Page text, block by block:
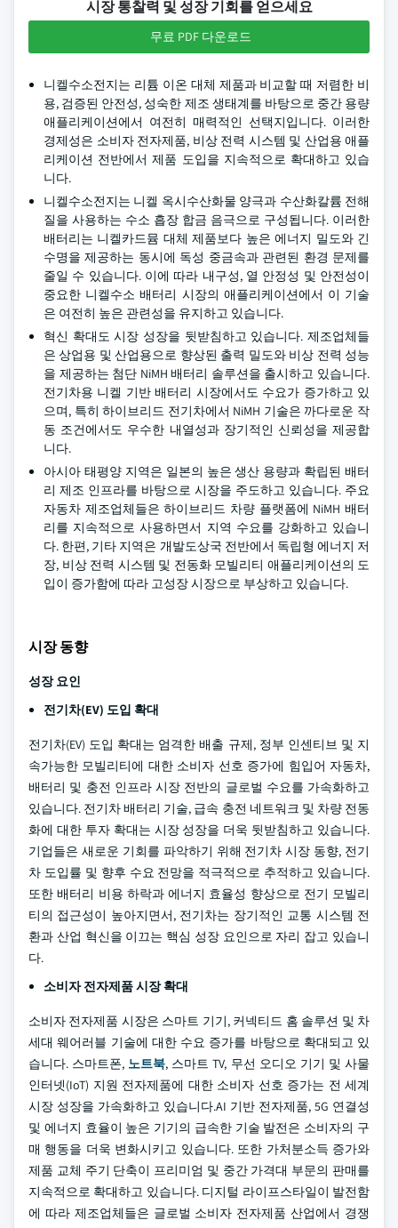
시장 통찰력 및 성장 기회를 얻으세요
무료 PDF 다운로드
니켈수소전지는 리튬 이온 대체 제품과 비교할 때 저렴한 비
용, 검증된 안전성, 성숙한 제조 생태계를 바탕으로 중간 용량
애플리케이션에서 여전히 매력적인 선택지입니다. 이러한
경제성은 소비자 전자제품, 비상 전력 시스템 및 산업용 애플
리케이션 전반에서 제품 도입을 지속적으로 확대하고 있습
니다.
니켈수소전지는 니켈 옥시수산화물 양극과 수산화칼륨 전해
질을 사용하는 수소 흡장 합금 음극으로 구성됩니다. 이러한
배터리는 니켈카드뮴 대체 제품보다 높은 에너지 밀도와 긴
수명을 제공하는 동시에 독성 중금속과 관련된 환경 문제를
줄일 수 있습니다. 이에 따라 내구성, 열 안정성 및 안전성이
중요한 니켈수소 배터리 시장의 애플리케이션에서 이 기술
은 여전히 높은 관련성을 유지하고 있습니다.
혁신 확대도 시장 성장을 뒷받침하고 있습니다. 제조업체들
은 상업용 및 산업용으로 향상된 출력 밀도와 비상 전력 성능
을 제공하는 첨단 NiMH 배터리 솔루션을 출시하고 있습니다.
전기차용 니켈 기반 배터리 시장에서도 수요가 증가하고 있
으며, 특히 하이브리드 전기차에서 NiMH 기술은 까다로운 작
동 조건에서도 우수한 내열성과 장기적인 신뢰성을 제공합
니다.
아시아 태평양 지역은 일본의 높은 생산 용량과 확립된 배터
리 제조 인프라를 바탕으로 시장을 주도하고 있습니다. 주요
자동차 제조업체들은 하이브리드 차량 플랫폼에 NiMH 배터
리를 지속적으로 사용하면서 지역 수요를 강화하고 있습니
다. 한편, 기타 지역은 개발도상국 전반에서 독립형 에너지 저
장, 비상 전력 시스템 및 전동화 모빌리티 애플리케이션의 도
입이 증가함에 따라 고성장 시장으로 부상하고 있습니다.
시장 동향
성장 요인
전기차(EV) 도입 확대
전기차(EV) 도입 확대는 엄격한 배출 규제, 정부 인센티브 및 지
속가능한 모빌리티에 대한 소비자 선호 증가에 힘입어 자동차,
배터리 및 충전 인프라 시장 전반의 글로벌 수요를 가속화하고
있습니다. 전기차 배터리 기술, 급속 충전 네트워크 및 차량 전동
화에 대한 투자 확대는 시장 성장을 더욱 뒷받침하고 있습니다.
기업들은 새로운 기회를 파악하기 위해 전기차 시장 동향, 전기
차 도입률 및 향후 수요 전망을 적극적으로 추적하고 있습니다.
또한 배터리 비용 하락과 에너지 효율성 향상으로 전기 모빌리
티의 접근성이 높아지면서, 전기차는 장기적인 교통 시스템 전
환과 산업 혁신을 이끄는 핵심 성장 요인으로 자리 잡고 있습니
다.
소비자 전자제품 시장 확대
소비자 전자제품 시장은 스마트 기기, 커넥티드 홈 솔루션 및 차
세대 웨어러블 기술에 대한 수요 증가를 바탕으로 확대되고 있
습니다. 스마트폰, 노트북, 스마트 TV, 무선 오디오 기기 및 사물
인터넷(IoT) 지원 전자제품에 대한 소비자 선호 증가는 전 세계
시장 성장을 가속화하고 있습니다.AI 기반 전자제품, 5G 연결성
및 에너지 효율이 높은 기기의 급속한 기술 발전은 소비자의 구
매 행동을 더욱 변화시키고 있습니다. 또한 가처분소득 증가와
제품 교체 주기 단축이 프리미엄 및 중간 가격대 부문의 판매를
지속적으로 확대하고 있습니다. 디지털 라이프스타일이 발전함
에 따라 제조업체들은 글로벌 소비자 전자제품 산업에서 경쟁